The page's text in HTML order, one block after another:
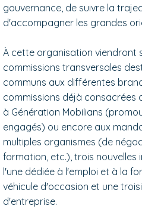
gouvernance, de suivre la
d'accompagner les grandes
À cette organisation viendront
commissions transversales
communs aux différentes
commissions déjà consacrées
à Génération Mobilians
engagés) ou encore aux
multiples organismes (de
formation, etc.), trois nouvelles
l'une dédiée à l'emploi et à la
véhicule d'occasion et une
d'entreprise.